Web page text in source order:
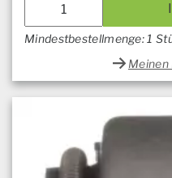
Mindestbestellmenge: 1
Meinen